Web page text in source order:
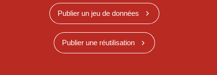
Publier un jeu de données
Publier une réutilisation